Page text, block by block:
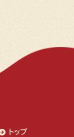
トップ